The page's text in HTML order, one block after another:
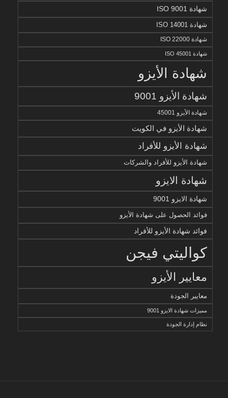
شهادة ISO 9001
شهادة ISO 14001
شهادة ISO 22000
شهادة ISO 45001
شهادة الأيزو
شهادة الأيزو 9001
شهادة الأيزو 45001
شهادة الأيزو في الكويت
شهادة الأيزو للأفراد
شهادة الأيزو للأفراد والشركات
شهادة الايزو
شهادة الايزو 9001
فوائد الحصول على شهادة الأيزو
فوائد شهادة الأيزو للأفراد
كواليتي فيجن
معايير الأيزو
معايير الجودة
مميزات شهادة الايزو 9001
نظام إدارة الجودة